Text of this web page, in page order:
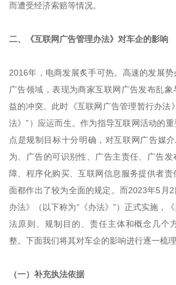
而遭受经济索赔等情况。
二、《互联网广告管理办法》对车企的影响
2016年，电商发展炙手可热。高速的发展
广告领域，表现为商家互联网广告发布乱
益的冲突。此时《互联网广告管理暂行办法
法》”）应运而生。作为指导互联网活动的
点是规制目标十分明确，对互联网广告媒
为、广告的可识别性、广告主责任、广告
障、程序化购买、互联网信息服务提供者
面都作出了较为全面的规定。而2023年5月
办法》（以下称为“《办法》”）正式实施，
法原则、规制目的、责任主体和概念几个
整。下面我们将其对车企的影响进行逐一梳理
（一）补充执法依据